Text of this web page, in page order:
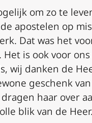
om zo te
apostelen op
Dat was het
Het is ook voor
wij danken de
geschenk
haar over
blik van de Heer.